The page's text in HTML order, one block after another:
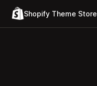
Shopify Theme Store